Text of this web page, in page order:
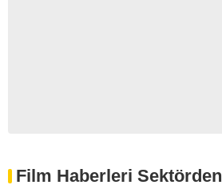
Film Haberleri Sektörden